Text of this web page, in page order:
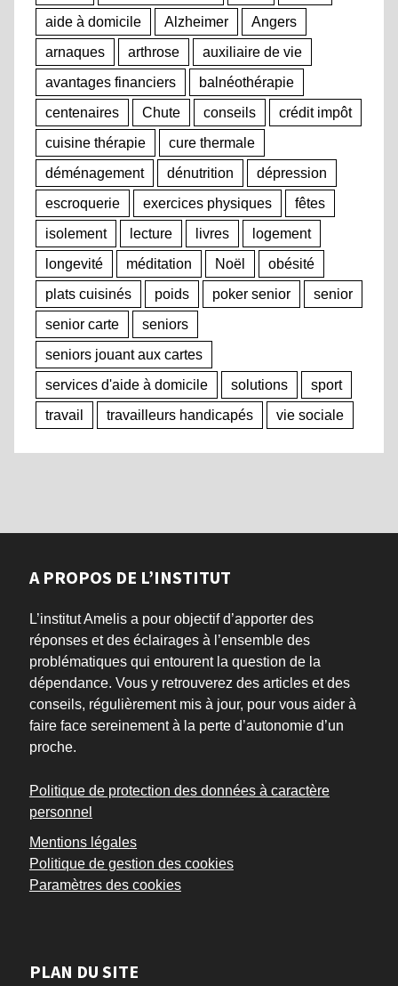
aide à domicile
Alzheimer
Angers
arnaques
arthrose
auxiliaire de vie
avantages financiers
balnéothérapie
centenaires
Chute conseils
crédit impôt
cuisine thérapie
cure thermale
déménagement
dénutrition
dépression
escroquerie
exercices physiques
fêtes
isolement
lecture livres
logement
longevité
méditation Noël
obésité
plats cuisinés
poids poker senior
senior
senior carte
seniors
seniors jouant aux cartes
services d'aide à domicile
solutions
sport
travail
travailleurs handicapés vie sociale
A PROPOS DE L’INSTITUT
L’institut Amelis a pour objectif d’apporter des
réponses et des éclairages à l’ensemble des
problématiques qui entourent la question de la
dépendance. Vous y retrouverez des articles et des
conseils, régulièrement mis à jour, pour vous aider à
faire face sereinement à la perte d’autonomie d’un
proche.
Politique de protection des données à caractère
personnel
Mentions légales
Politique de gestion des cookies
Paramètres des cookies
PLAN DU SITE